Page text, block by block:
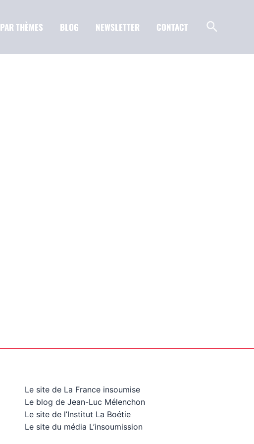
PAR THÈMES BLOG NEWSLETTER CONTACT
Le site de La France insoumise
Le blog de Jean-Luc Mélenchon
Le site de l’Institut La Boétie
Le site du média L’insoumission